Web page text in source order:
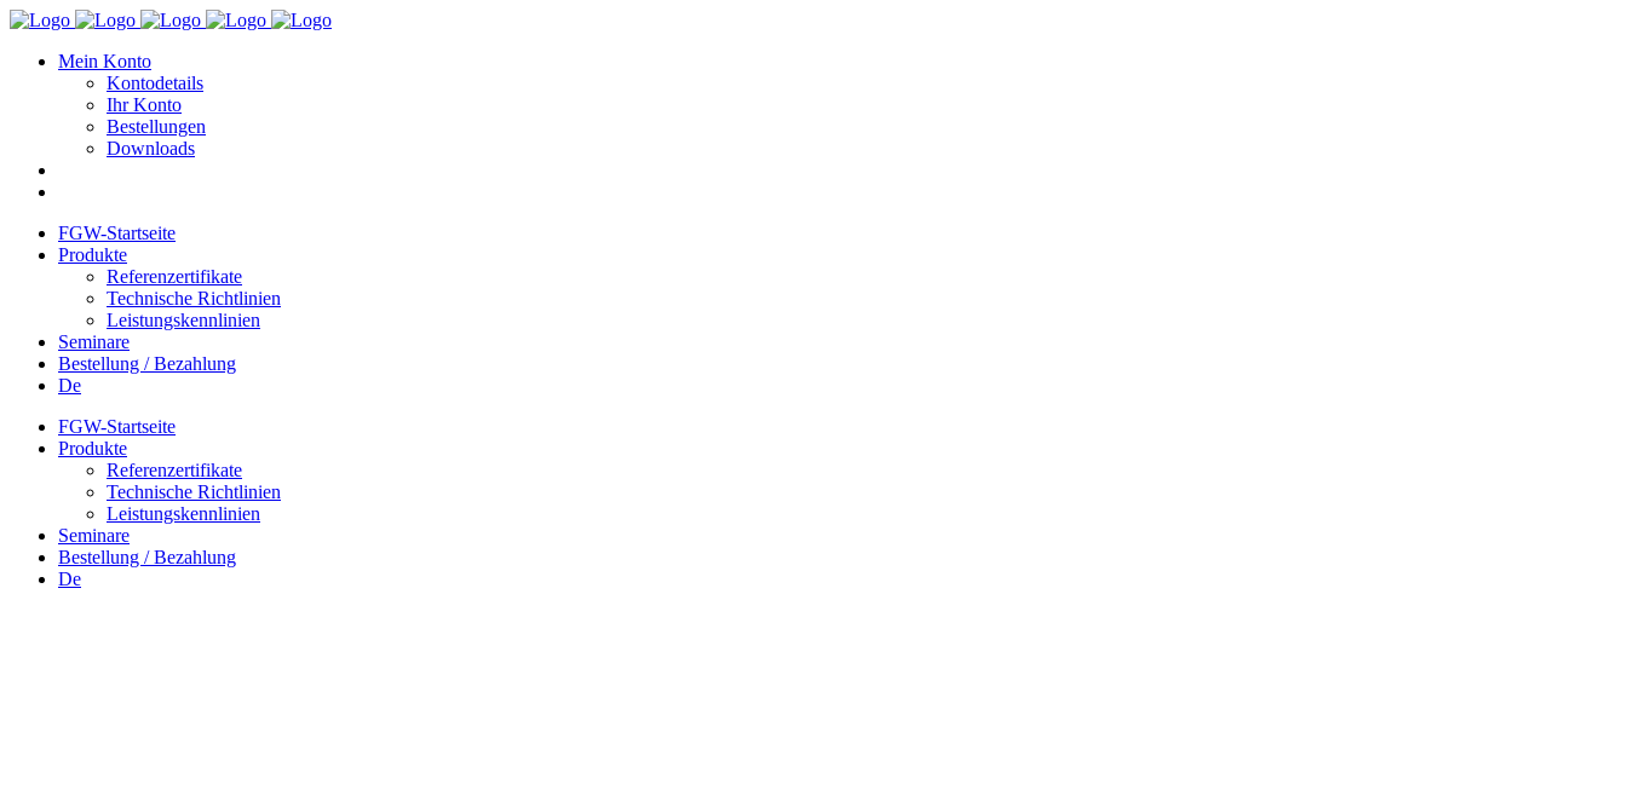
Mein Konto
Kontodetails
Ihr Konto
Bestellungen
Downloads
FGW-Startseite
Produkte
Referenzertifikate
Technische Richtlinien
Leistungskennlinien
Seminare
Bestellung / Bezahlung
De
FGW-Startseite
Produkte
Referenzertifikate
Technische Richtlinien
Leistungskennlinien
Seminare
Bestellung / Bezahlung
De